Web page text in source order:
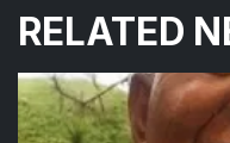
RELATED